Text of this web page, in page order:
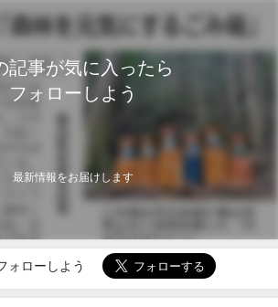
記事が気に入ったら
フォローしよう
最新情報をお届けします
ォローしよう